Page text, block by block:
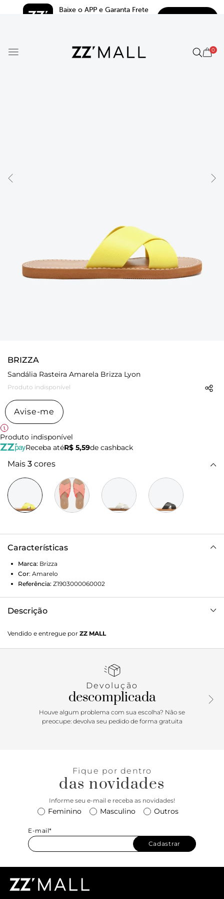
Baixe o APP e Garanta Frete
0
BRIZZA
Sandália Rasteira Amarela Brizza Lyon
Produto indisponível
Avise-me
Produto indisponível
Receba atéR$ 5,59de cashback
Mais 3 cores
Características
Marca: Brizza
Cor: Amarelo
Referência: Z1903000060002
Descrição
tiras largas e injetadas cruzadas sobre os dedos e o peito do
pé. De bico redondo, é aberta e exibe parte do pé. Com
Porque Apostar A rasteira para toda e qualquer produção
mais diversas peças, criando um look despojado e comfy.
Para ter uma de cada cor!
Vendido e entregue por ZZ MALL
Devolução
descomplicada
Houve algum problema com sua escolha? Não se
preocupe: devolva seu pedido de forma gratuita
Fique por dentro
das novidades
Informe seu e-mail e receba as novidades!
Feminino Masculino Outros
E-mail*
Cadastrar